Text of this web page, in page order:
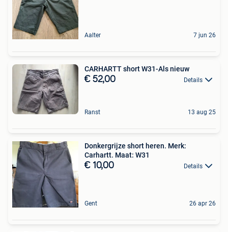
Aalter 7 jun 26
CARHARTT short W31-Als nieuw
€ 52,00 Details
Ranst 13 aug 25
Donkergrijze short heren. Merk:
Carhartt. Maat: W31
€ 10,00 Details
Gent 26 apr 26